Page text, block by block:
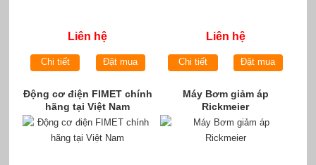
Liên hệ
Chi tiết Đặt mua
Liên hệ
Chi tiết Đặt mua
Động cơ điện FIMET chính
hãng tại Việt Nam
Máy Bơm giảm áp
Rickmeier